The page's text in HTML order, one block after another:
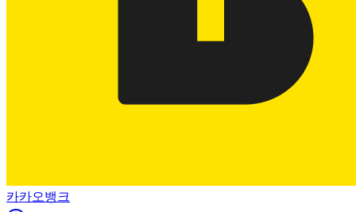
카카오뱅크